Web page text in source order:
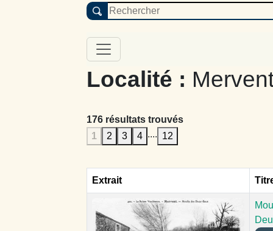
Localité :
176 résultats trouvés
1
2 3 4 .... 12
Extrait